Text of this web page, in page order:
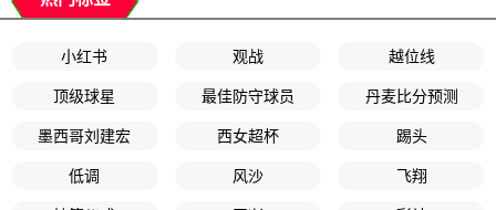
小红书 观战 越位线
顶级球星 最佳防守球员 丹麦比分预测
墨西哥刘建宏 西女超杯 踢头
低调 风沙 飞翔